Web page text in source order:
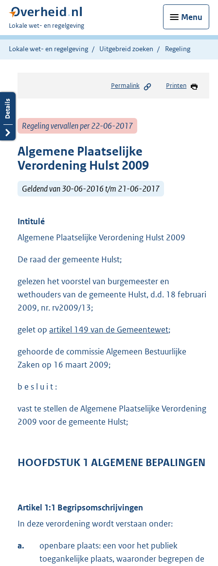
Menu
U
bent
hier:
Lokale wet- en regelgeving
Lokale wet- en regelgeving Uitgebreid zoeken Regeling
Permalink Printen
Regeling vervallen per 22-06-2017
Algemene Plaatselijke
Verordening Hulst 2009
Geldend van 30-06-2016 t/m 21-06-2017
Intitulé
Algemene Plaatselijke Verordening Hulst 2009
De raad der gemeente Hulst;
gelezen het voorstel van burgemeester en
wethouders van de gemeente Hulst, d.d. 18 februari
2009, nr. rv2009/13;
gelet op artikel 149 van de Gemeentewet;
gehoorde de commissie Algemeen Bestuurlijke
Zaken op 16 maart 2009;
b e s l u i t :
vast te stellen de Algemene Plaatselijke Verordening
2009 voor de gemeente Hulst;
HOOFDSTUK 1 ALGEMENE BEPALINGEN
Artikel 1:1 Begripsomschrijvingen
In deze verordening wordt verstaan onder:
a.
openbare plaats: een voor het publiek
toegankelijke plaats, waaronder begrepen de